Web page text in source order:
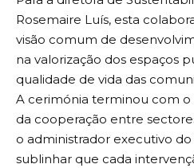
Rosemaire Luís, esta
visão comum de
na valorização dos espaços
qualidade de vida das
A cerimónia terminou com
da cooperação entre
o administrador executivo
sublinhar que cada